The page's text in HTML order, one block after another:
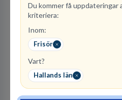
Du kommer få uppdateringar
kriteriera:
Inom:
Frisör
Vart?
Hallands län